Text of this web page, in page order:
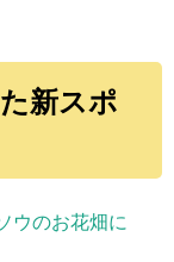
新スポ
ウのお花畑に